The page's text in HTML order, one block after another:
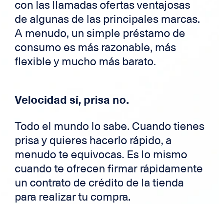
con las llamadas ofertas ventajosas
de algunas de las principales marcas.
A menudo, un simple préstamo de
consumo es más razonable, más
flexible y mucho más barato.
Velocidad sí, prisa no.
Todo el mundo lo sabe. Cuando tienes
prisa y quieres hacerlo rápido, a
menudo te equivocas. Es lo mismo
cuando te ofrecen firmar rápidamente
un contrato de crédito de la tienda
para realizar tu compra.